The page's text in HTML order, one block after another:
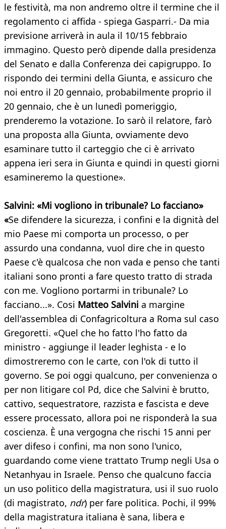
le festività, ma non andremo oltre il termine che il
regolamento ci affida - spiega Gasparri.- Da mia
previsione arriverà in aula il 10/15 febbraio
immagino. Questo però dipende dalla presidenza
del Senato e dalla Conferenza dei capigruppo. Io
rispondo dei termini della Giunta, e assicuro che
noi entro il 20 gennaio, probabilmente proprio il
20 gennaio, che è un lunedì pomeriggio,
prenderemo la votazione. Io sarò il relatore, farò
una proposta alla Giunta, ovviamente devo
esaminare tutto il carteggio che ci è arrivato
appena ieri sera in Giunta e quindi in questi giorni
esamineremo la questione».
Salvini: «Mi vogliono in tribunale? Lo facciano»
«Se difendere la sicurezza, i confini e la dignità del
mio Paese mi comporta un processo, o per
assurdo una condanna, vuol dire che in questo
Paese c'è qualcosa che non vada e penso che tanti
italiani sono pronti a fare questo tratto di strada
con me. Vogliono portarmi in tribunale? Lo
facciano...». Cosi Matteo Salvini a margine
dell'assemblea di Confagricoltura a Roma sul caso
Gregoretti. «Quel che ho fatto l'ho fatto da
ministro - aggiunge il leader leghista - e lo
dimostreremo con le carte, con l'ok di tutto il
governo. Se poi oggi qualcuno, per convenienza o
per non litigare col Pd, dice che Salvini è brutto,
cattivo, sequestratore, razzista e fascista e deve
essere processato, allora poi ne risponderà la sua
coscienza. È una vergogna che rischi 15 anni per
aver difeso i confini, ma non sono l'unico,
guardando come viene trattato Trump negli Usa o
Netanhyau in Israele. Penso che qualcuno faccia
un uso politico della magistratura, usi il suo ruolo
(di magistrato, ndr) per fare politica. Pochi, il 99%
della magistratura italiana è sana, libera e